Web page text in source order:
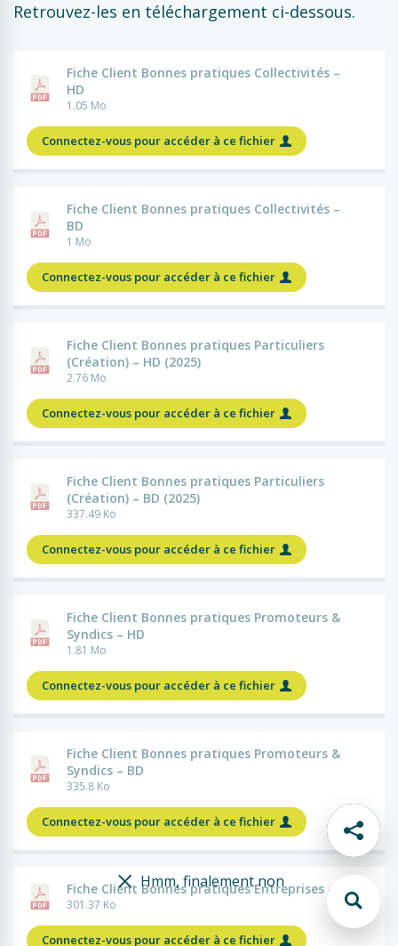
Retrouvez-les en téléchargement ci-dessous.
Fiche Client Bonnes pratiques Collectivités –
HD
1.05 Mo
Connectez-vous pour accéder à ce fichier
Fiche Client Bonnes pratiques Collectivités –
BD
1 Mo
Connectez-vous pour accéder à ce fichier
Fiche Client Bonnes pratiques Particuliers
(Création) – HD (2025)
2.76 Mo
Connectez-vous pour accéder à ce fichier
Fiche Client Bonnes pratiques Particuliers
(Création) – BD (2025)
337.49 Ko
Connectez-vous pour accéder à ce fichier
Fiche Client Bonnes pratiques Promoteurs &
Syndics – HD
1.81 Mo
Connectez-vous pour accéder à ce fichier
Fiche Client Bonnes pratiques Promoteurs &
Syndics – BD
335.8 Ko
Connectez-vous pour accéder à ce fichier
Fiche Client Bonnes pratiques Entreprises – BD
301.37 Ko
Connectez-vous pour accéder à ce fichier
Hmm, finalement non